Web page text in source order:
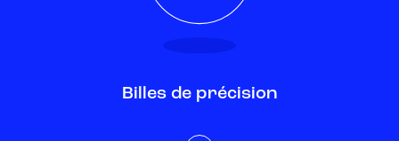
Billes de précision